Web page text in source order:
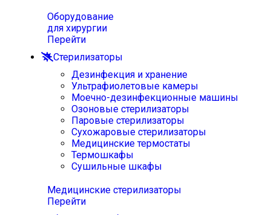
Оборудование
для хирургии
Перейти
Стерилизаторы
Дезинфекция и хранение
Ультрафиолетовые камеры
Моечно-дезинфекционные машины
Озоновые стерилизаторы
Паровые стерилизаторы
Сухожаровые стерилизаторы
Медицинские термостаты
Термошкафы
Сушильные шкафы
Медицинские стерилизаторы
Перейти